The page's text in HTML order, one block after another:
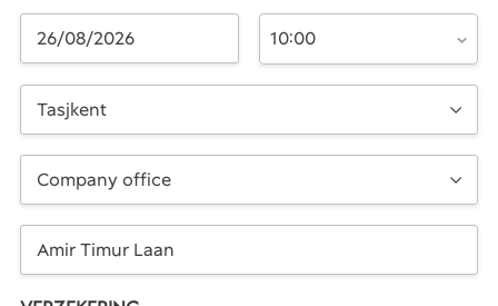
10:00
Tasjkent
Company office